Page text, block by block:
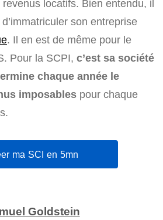
revenus locatifs. Bien entendu, il
son entreprise
. Il en est de même pour le
Pour la SCPI, c’est sa société
chaque année le
imposables pour chaque
ma SCI en 5mn
Goldstein